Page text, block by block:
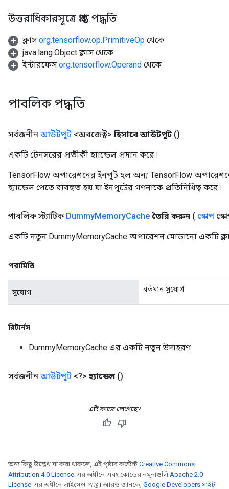
উত্তরাধিকারসূত্রে প্রাপ্ত পদ্ধতি
ক্লাস org.tensorflow.op.PrimitiveOp থেকে
java.lang.Object ক্লাস থেকে
ইন্টারফেস org.tensorflow.Operand থেকে
পাবলিক পদ্ধতি
সর্বজনীন আউটপুট <অবজেক্ট> হিসাবে আউটপুট ()
একটি টেনসরের প্রতীকী হ্যান্ডেল প্রদান করে।
TensorFlow অপারেশনের ইনপুট হল অন্য TensorFlow
হ্যান্ডেল পেতে ব্যবহৃত হয় যা ইনপুটের গণনাকে প্রতিনিধিত্ব করে।
পাবলিক স্ট্যাটিক DummyMemoryCache তৈরি করুন ( স্কোপ
একটি নতুন DummyMemoryCache অপারেশন মোড়ানো একটি
পরামিতি
সুযোগ বর্তমান সুযোগ
রিটার্নস
DummyMemoryCache এর একটি নতুন উদাহরণ
সর্বজনীন আউটপুট <?> হ্যান্ডেল ()
এটি কাজে লেগেছে?
অন্য কিছু উল্লেখ না করা থাকলে, এই পৃষ্ঠার কন্টেন্ট Creative Commons
Attribution 4.0 License-এর অধীনে এবং কোডের নমুনাগুলিApache 2.0
License-এর অধীনে লাইসেন্স প্রাপ্ত। আরও জানতে, Google Developers সাইট